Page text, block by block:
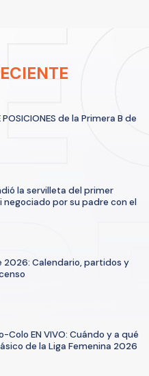
POSICIONES de la Primera B de
la servilleta del primer
por su padre con el
2026: Calendario, partidos y
Colo EN VIVO: Cuándo y a qué
de la Liga Femenina 2026